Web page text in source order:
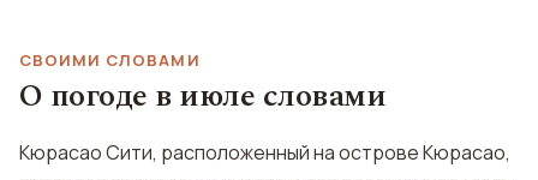
СВОИМИ СЛОВАМИ
О погоде в июле словами
Кюрасао Сити, расположенный на острове Кюрасао,